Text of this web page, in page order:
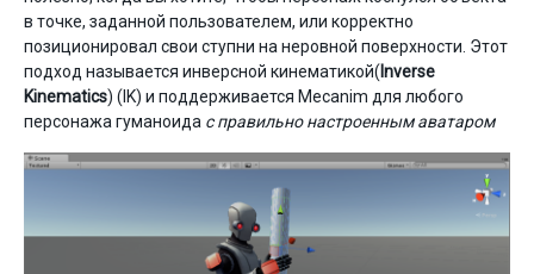
в точке, заданной пользователем, или корректно
позиционировал свои ступни на неровной поверхности. Этот
подход называется инверсной кинематикой( Inverse
Kinematics) (IK) и поддерживается Mecanim для любого
персонажа гуманоида с правильно настроенным аватаром